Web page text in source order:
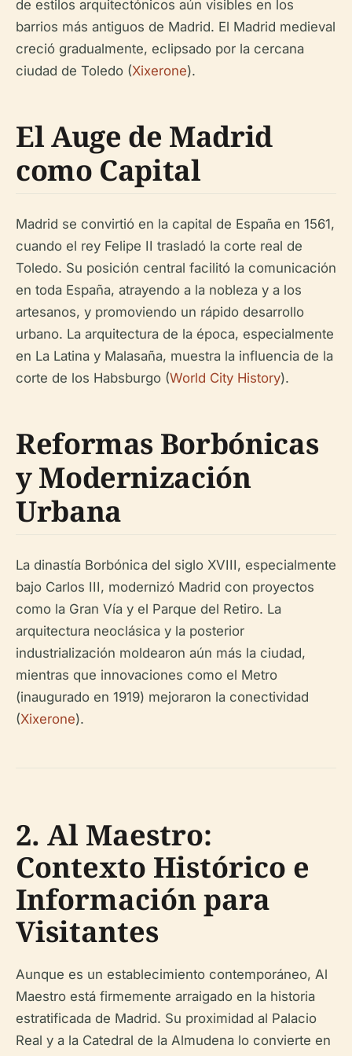
de estilos arquitectónicos aún visibles en los
barrios más antiguos de Madrid. El Madrid medieval
creció gradualmente, eclipsado por la cercana
ciudad de Toledo (Xixerone).
El Auge de Madrid
como Capital
Madrid se convirtió en la capital de España en 1561,
cuando el rey Felipe II trasladó la corte real de
Toledo. Su posición central facilitó la comunicación
en toda España, atrayendo a la nobleza y a los
artesanos, y promoviendo un rápido desarrollo
urbano. La arquitectura de la época, especialmente
en La Latina y Malasaña, muestra la influencia de la
corte de los Habsburgo (World City History).
Reformas Borbónicas
y Modernización
Urbana
La dinastía Borbónica del siglo XVIII, especialmente
bajo Carlos III, modernizó Madrid con proyectos
como la Gran Vía y el Parque del Retiro. La
arquitectura neoclásica y la posterior
industrialización moldearon aún más la ciudad,
mientras que innovaciones como el Metro
(inaugurado en 1919) mejoraron la conectividad
(Xixerone).
2. Al Maestro:
Contexto Histórico e
Información para
Visitantes
Aunque es un establecimiento contemporáneo, Al
Maestro está firmemente arraigado en la historia
estratificada de Madrid. Su proximidad al Palacio
Real y a la Catedral de la Almudena lo convierte en